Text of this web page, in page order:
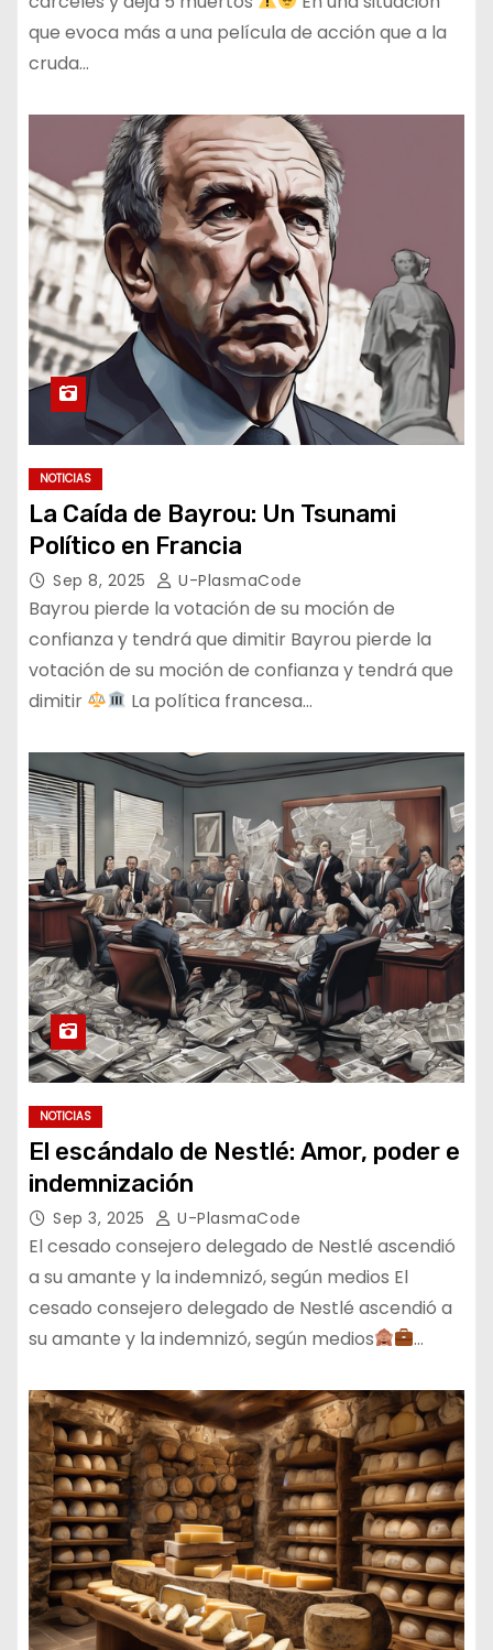
que evoca más a una película de acción que a la
cruda…
NOTICIAS
La Caída de Bayrou: Un Tsunami
Político en Francia
Sep 8, 2025 U-PlasmaCode
Bayrou pierde la votación de su moción de
confianza y tendrá que dimitir Bayrou pierde la
votación de su moción de confianza y tendrá que
dimitir
La política francesa…
NOTICIAS
El escándalo de Nestlé: Amor, poder e
indemnización
Sep 3, 2025 U-PlasmaCode
El cesado consejero delegado de Nestlé ascendió
a su amante y la indemnizó, según medios El
cesado consejero delegado de Nestlé ascendió a
su amante y la indemnizó, según medios
…